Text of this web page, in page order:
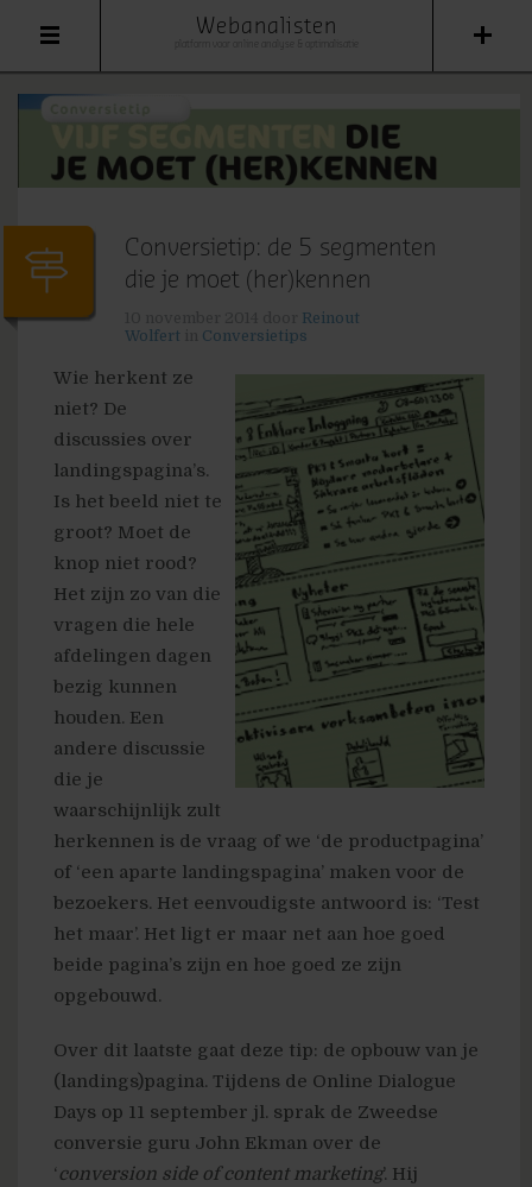
Webanalisten
Conversietip: de 5 segmenten
die je moet (her)kennen
Reinout
Wolfert
Conversietips
Wie herkent ze
niet? De
discussies over
landingspagina’s.
Is het beeld niet te
groot? Moet de
knop niet rood?
Het zijn zo van die
vragen die hele
afdelingen dagen
bezig kunnen
houden. Een
andere discussie
die je
waarschijnlijk zult
herkennen is de vraag of we ‘de productpagina’
of ‘een aparte landingspagina’ maken voor de
bezoekers. Het eenvoudigste antwoord is: ‘Test
het maar’. Het ligt er maar net aan hoe goed
beide pagina’s zijn en hoe goed ze zijn
opgebouwd.
Over dit laatste gaat deze tip: de opbouw van je
(landings)pagina. Tijdens de Online Dialogue
Days op 11 september jl. sprak de Zweedse
conversie guru John Ekman over de
‘ conversion side of content marketing’. Hij